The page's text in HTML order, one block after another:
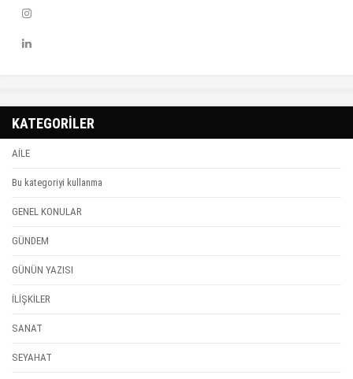
KATEGORİLER
AİLE
Bu kategoriyi kullanma
GENEL KONULAR
GÜNDEM
GÜNÜN YAZISI
İLİŞKİLER
SANAT
SEYAHAT